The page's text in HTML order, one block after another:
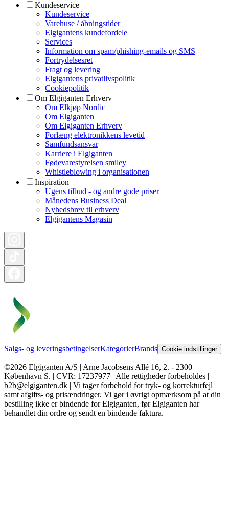
Kundeservice
Kundeservice
Varehuse / åbningstider
Elgigantens kundefordele
Services
Information om spam/phishing-emails og SMS
Fortrydelsesret
Fragt og levering
Elgigantens privatlivspolitik
Cookiepolitik
Om Elgiganten Erhverv
Om Elkjøp Nordic
Om Elgiganten
Om Elgiganten Erhverv
Forlæng elektronikkens levetid
Samfundsansvar
Karriere i Elgiganten
Fødevarestyrelsen smiley
Whistleblowing i organisationen
Inspiration
Ugens tilbud - og andre gode priser
Månedens Business Deal
Nyhedsbrev til erhverv
Elgigantens Magasin
Salgs- og leveringsbetingelserKategorierBrands Cookie indstillinger
©2026 Elgiganten A/S | Arne Jacobsens Allé 16, 2. - 2300
København S. | CVR: 17237977 | Alle rettigheder forbeholdes |
b2b@elgiganten.dk | Vi tager forbehold for tryk- og korrekturfejl
samt afgifts- og prisændringer. Vi gør i øvrigt opmærksom på at din
bestilling ikke er bindende for Elgiganten, før Elgiganten har
behandlet din ordre og sendt en bindende faktura.